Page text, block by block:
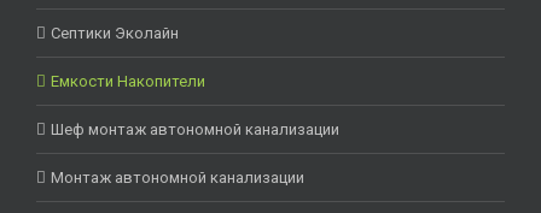
Септики Эколайн
Емкости Накопители
Шеф монтаж автономной канализации
Монтаж автономной канализации